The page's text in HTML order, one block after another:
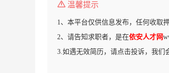
温馨提示
1、本平台仅供信息发布，任何收取
2、请告知求职者，是在依安人才网
3.如遇无效简历，请点击投诉，我们